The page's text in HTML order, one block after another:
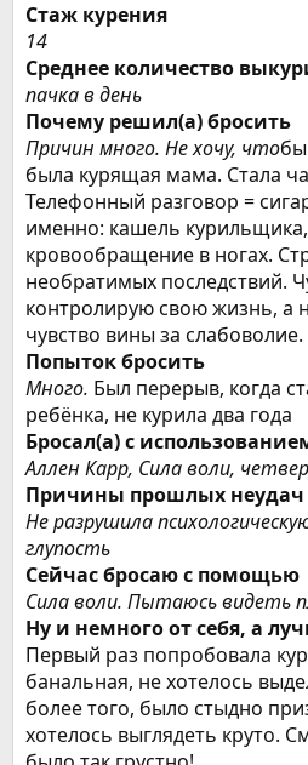
Стаж курения
14
Среднее количество
пачка в день
Почему решил(а) бросить
Причин много. Не хочу, что
была курящая мама. Стала
Телефонный разговор =
именно: кашель
кровообращение в ногах.
необратимых последствий.
контролирую свою жизнь, а
чувство вины за слабоволие.
Попыток бросить
Много. Был перерыв, когда
ребёнка, не курила два года
Бросал(а) с
Аллен Карр, Сила воли,
Причины прошлых неудач
Не разрушила
глупость
Сейчас бросаю с помощью
Сила воли. Пытаюсь видеть
Ну и немного от себя, а
Первый раз попробовала
банальная, не хотелось
более того, было стыдно
хотелось выглядеть круто.